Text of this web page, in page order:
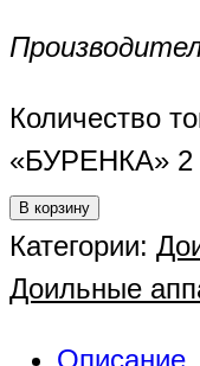
Количество
«БУРЕНКА» 2
В корзину
Категории:
Доильные
Описание